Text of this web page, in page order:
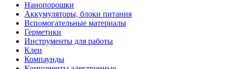
Нанопорошки
Аккумуляторы, блоки питания
Вспомогательные материалы
Герметики
Инструменты для работы
Клеи
Компаунды